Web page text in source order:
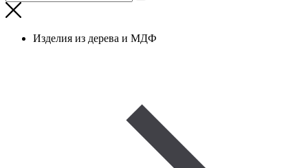
Изделия из дерева и МДФ